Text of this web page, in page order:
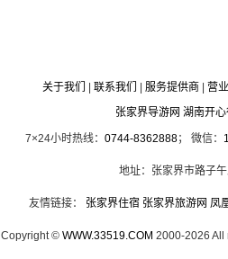
关于我们 联系我们 服务提供商
营
张家界导游网 湖南开
7×24小时热线： 0744-8362888； 微信：
地址：张家界市路子
友情链接： 张家界住宿 张家界旅游网 凤
Copyright © WWW.33519.COM 2000-2026 All